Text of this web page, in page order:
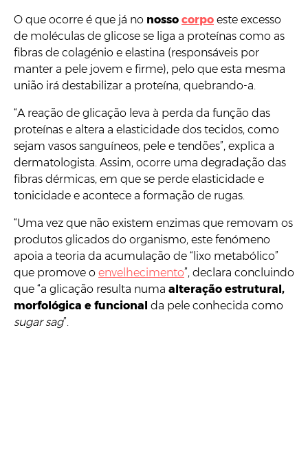
O que ocorre é que já no nosso corpo este excesso
de moléculas de glicose se liga a proteínas como as
fibras de colagénio e elastina (responsáveis por
manter a pele jovem e firme), pelo que esta mesma
união irá destabilizar a proteína, quebrando-a.
“A reação de glicação leva à perda da função das
proteínas e altera a elasticidade dos tecidos, como
sejam vasos sanguíneos, pele e tendões”, explica a
dermatologista. Assim, ocorre uma degradação das
fibras dérmicas, em que se perde elasticidade e
tonicidade e acontece a formação de rugas.
“Uma vez que não existem enzimas que removam os
produtos glicados do organismo, este fenómeno
apoia a teoria da acumulação de “lixo metabólico”
que promove o envelhecimento”, declara concluindo
que “a glicação resulta numa alteração estrutural,
morfológica e funcional da pele conhecida como
sugar sag”.